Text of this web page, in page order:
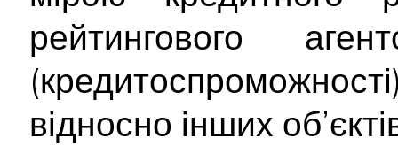
рейтингового
відносно інших